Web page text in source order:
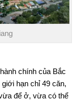
chính của Bắc
hạn chỉ 49 căn,
để ở, vừa có thể